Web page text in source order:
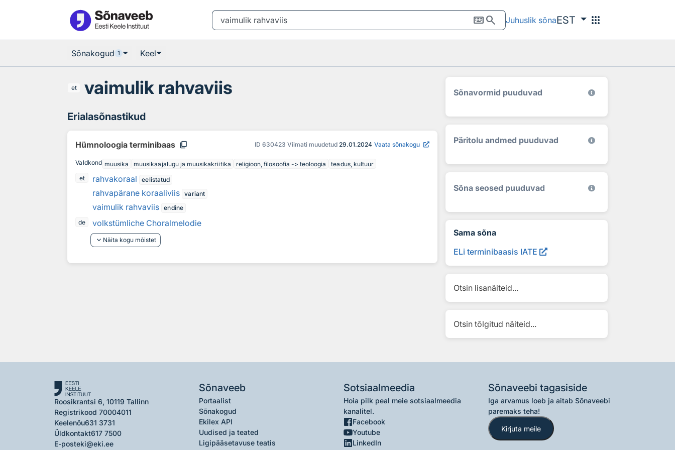
keyboardsearch Juhuslik sõnaEST apps
Sõnakogud 1 Keel
et vaimulik rahvaviis
Erialasõnastikud
Hümnoloogia terminibaas content_copy ID 630423 Viimati muudetud 29.01.2024 Vaata sõnakogu
Valdkond muusika muusikaajalugu ja muusikakriitika religioon, filosoofia -> teoloogia
teadus, kultuur
et
rahvakoraal eelistatud
rahvapärane koraaliviis variant
vaimulik rahvaviis
endine
de
volkstümliche Choralmelodie
keyboard_arrow_down Näita kogu mõistet
Sõnavormid puuduvad
Päritolu andmed puuduvad
Sõna seosed puuduvad
Sama sõna
ELi terminibaasis IATE
Otsin lisanäiteid...
Otsin tõlgitud näiteid...
Roosikrantsi 6, 10119 Tallinn
Registrikood 70004011
Keelenõu631 3731
Üldkontakt617 7500
E-posteki@eki.ee
Sõnaveeb
Portaalist
Sõnakogud
Ekilex API
Uudised ja teated
Ligipääsetavuse teatis
Sotsiaalmeedia
Hoia pilk peal meie sotsiaalmeedia
kanalitel.
Facebook
Youtube
LinkedIn
Sõnaveebi tagasiside
Iga arvamus loeb ja aitab Sõnaveebi
paremaks teha!
Kirjuta meile